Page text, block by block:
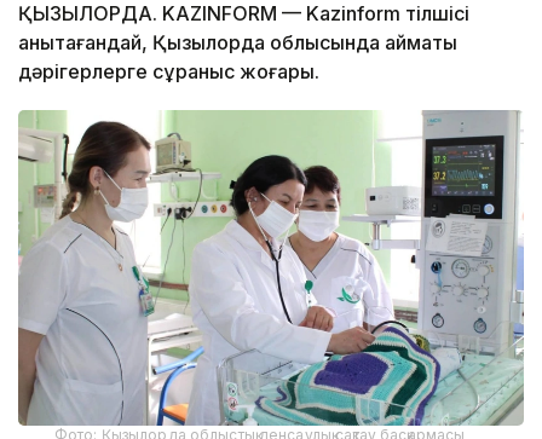
ҚЫЗЫЛОРДА. KAZINFORM — Kazinform тілшісі
анықтағандай, Қызылорда облысында аймақтық
дәрігерлерге сұраныс жоғары.
Фото: Қызылорда облыстық денсаулық сақтау басқармасы